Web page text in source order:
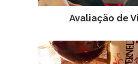
Avaliação de